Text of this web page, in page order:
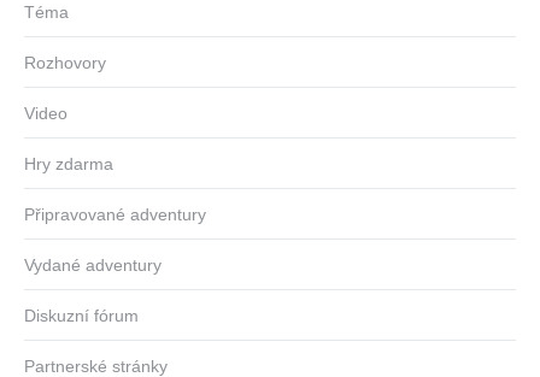
Téma
Rozhovory
Video
Hry zdarma
Připravované adventury
Vydané adventury
Diskuzní fórum
Partnerské stránky